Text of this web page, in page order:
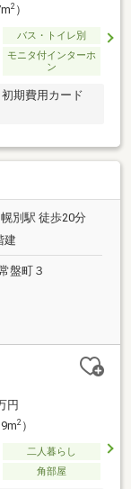
2）
バス・トイレ別
モニタ付インターホ
ン
期費用カード
別駅 徒歩20分
建
盤町３
円
2）
二人暮らし
角部屋